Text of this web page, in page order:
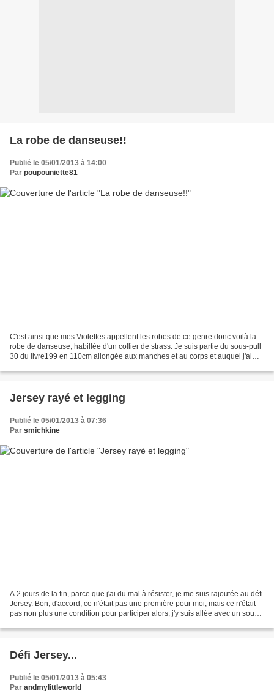
La robe de danseuse!!
Publié le 05/01/2013 à 14:00
Par poupouniette81
C'est ainsi que mes Violettes appellent les robes de ce genre donc voilà la
robe de danseuse, habillée d'un collier de strass: Je suis partie du sous-pull
30 du livre199 en 110cm allongée aux manches et au corps et auquel j'ai
Jersey rayé et legging
Publié le 05/01/2013 à 07:36
Par smichkine
A 2 jours de la fin, parce que j'ai du mal à résister, je me suis rajoutée au défi
Jersey. Bon, d'accord, ce n'était pas une première pour moi, mais ce n'était
pas non plus une condition pour participer alors, j'y suis allée avec un sous-
Défi Jersey...
Publié le 05/01/2013 à 05:43
Par andmylittleworld